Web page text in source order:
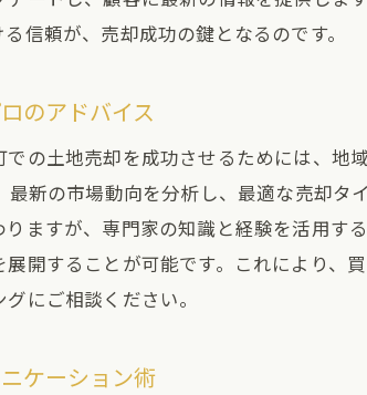
信頼が、売却成功の鍵となるのです。
のアドバイス
の土地売却を成功させるためには、
最新の市場動向を分析し、最適な売却
ますが、専門家の知識と経験を活用
開することが可能です。これにより、
にご相談ください。
ケーション術